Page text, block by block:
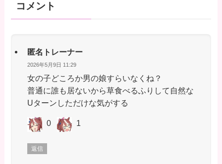
コメント
匿名トレーナー
2026年5月9日 11:29
女の子どころか男の娘すらいなくね？
普通に誰も居ないから草食べるふりして自然な
Uターンしただけな気がする
0 1
返信